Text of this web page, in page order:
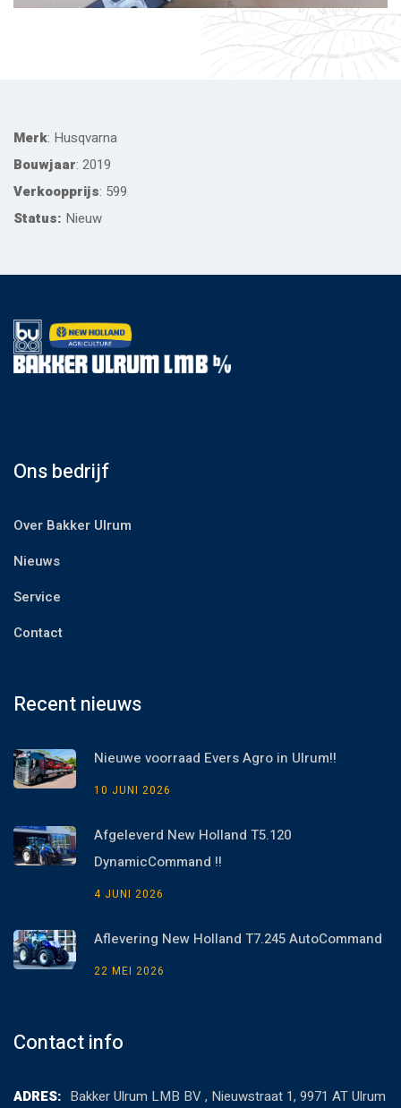
Merk: Husqvarna
Bouwjaar: 2019
Verkoopprijs: 599
Status: Nieuw
Ons bedrijf
Over Bakker Ulrum
Nieuws
Service
Contact
Recent nieuws
Nieuwe voorraad Evers Agro in Ulrum!!
10 JUNI 2026
Afgeleverd New Holland T5.120
DynamicCommand !!
4 JUNI 2026
Aflevering New Holland T7.245 AutoCommand
22 MEI 2026
Contact info
ADRES: Bakker Ulrum LMB BV , Nieuwstraat 1, 9971 AT Ulrum